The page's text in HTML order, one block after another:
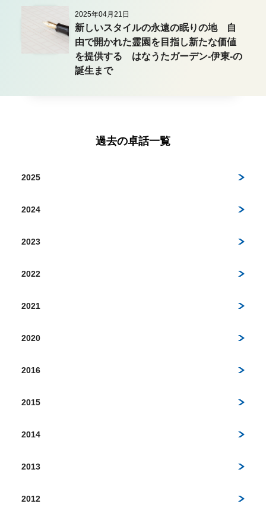
2025年04月21日
新しいスタイルの永遠の眠りの地 自
由で開かれた霊園を目指し新たな価値
を提供する はなうたガーデン-伊東-の
誕生まで
過去の卓話一覧
2025
2024
2023
2022
2021
2020
2016
2015
2014
2013
2012